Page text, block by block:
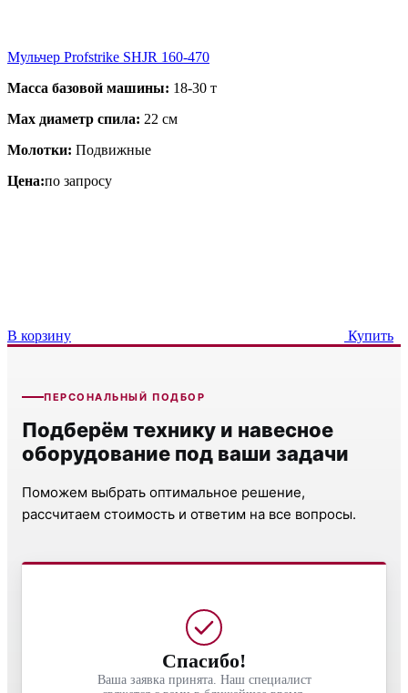
Мульчер Profstrike SHJR 160-470
Масса базовой машины: 18-30 т
Max диаметр спила: 22 см
Молотки: Подвижные
Цена:по запросу
В корзину Купить
ПЕРСОНАЛЬНЫЙ ПОДБОР
Подберём технику и навесное
оборудование под ваши задачи
Поможем выбрать оптимальное решение,
рассчитаем стоимость и ответим на все вопросы.
Спасибо!
Ваша заявка принята. Наш специалист